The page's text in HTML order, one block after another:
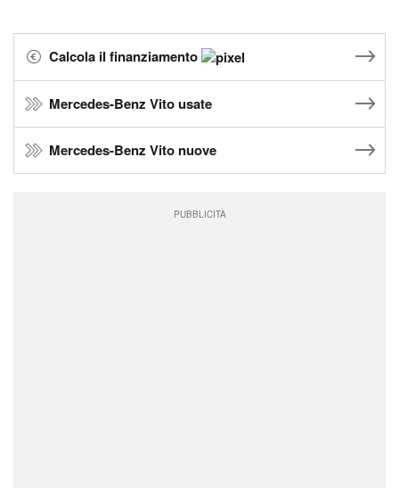
Calcola il finanziamento
Mercedes-Benz Vito usate
Mercedes-Benz Vito nuove
PUBBLICITÀ